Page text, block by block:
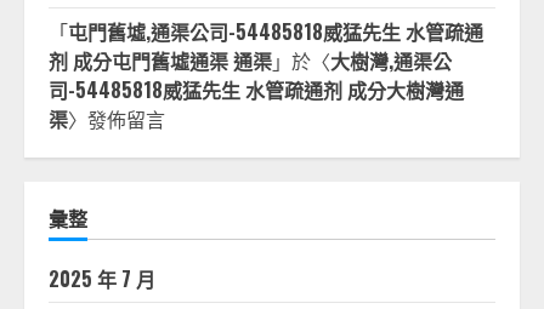
「屯門舊墟,通渠公司-54485818威猛先生 水管疏通
剂 成分屯門舊墟通渠 通渠」於〈大樹灣,通渠公
司-54485818威猛先生 水管疏通剂 成分大樹灣通
渠〉發佈留言
彙整
2025 年 7 月